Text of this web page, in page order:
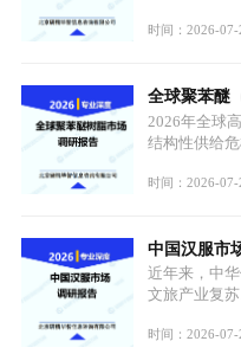
需格局重构
贯穿传统工
产业，成为
时间：2026-07-
全球聚苯醚
2026年全球
结构性供给
停产，行业
价无市”的供
AI服务器、
链生产、成
时间：2026-07-
中国汉服市
近年来，中
文旅产业复
服不再局限
时间：2026-07-